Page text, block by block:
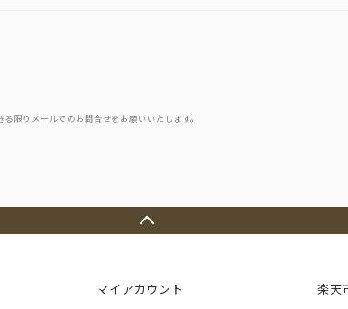
限りメールでのお問合せをお願いいたします。
マイアカウント 楽天